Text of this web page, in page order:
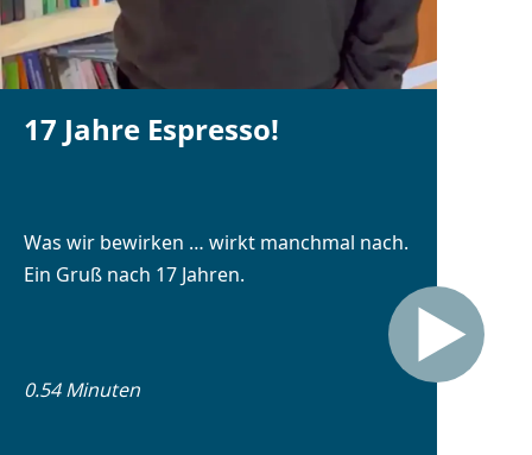
17 Jahre Espresso!
Was wir bewirken … wirkt manchmal nach.
Ein Gruß nach 17 Jahren.
0.54 Minuten